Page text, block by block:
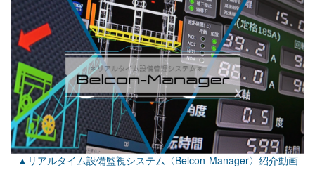
▲リアルタイム設備監視システム〈Belcon-Manager〉紹介動画